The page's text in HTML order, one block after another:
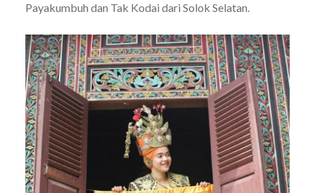
Payakumbuh dan Tak Kodai dari Solok Selatan.